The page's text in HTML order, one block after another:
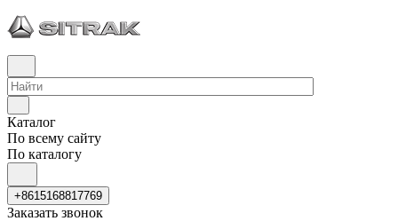
Каталог
По всему сайту
По каталогу
+8615168817769
Заказать звонок